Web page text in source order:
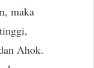
maka
Ahok.